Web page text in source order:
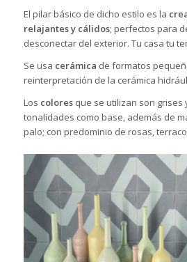
El pilar básico de dicho estilo es la
relajantes y cálidos; perfectos para
desconectar del exterior. Tu casa tu
Se usa cerámica de formatos
reinterpretación de la cerámica
Los coloresque se utilizan son grises
tonalidades como base, además de
palo; con predominio de rosas,